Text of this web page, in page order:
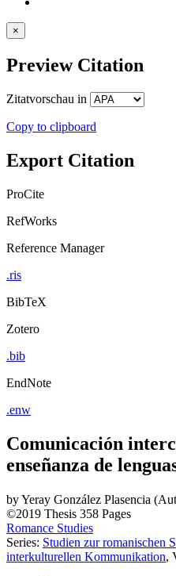
×
Preview Citation
Zitatvorschau in
Copy to clipboard
Export Citation
ProCite
RefWorks
Reference Manager
.ris
BibTeX
Zotero
.bib
EndNote
.enw
Comunicación
enseñanza de
byYeray González Plasencia
©2019 Thesis 358 Pages
Romance Studies
Series: Studien zur romanischen
interkulturellen Kommunikation,